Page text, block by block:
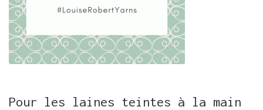
Pour les laines teintes à la main